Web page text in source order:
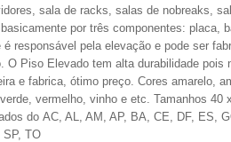
sala de racks, salas de nobreaks,
por três componentes: placa,
responsável pela elevação e pode ser
O Piso Elevado tem alta durabilidade pois
e fabrica, ótimo preço. Cores amarelo,
vermelho, vinho e etc. Tamanhos 40
do AC, AL, AM, AP, BA, CE, DF, ES,
TO